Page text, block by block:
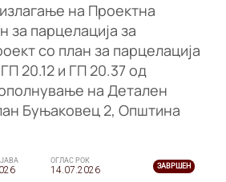
на Проектна
за парцелација за
со план за парцелација
20.12 и ГП 20.37 од
на Детален
Буњаковец 2, Општина
ОГЛАС РОК
14.07.2026 ЗАВРШЕН